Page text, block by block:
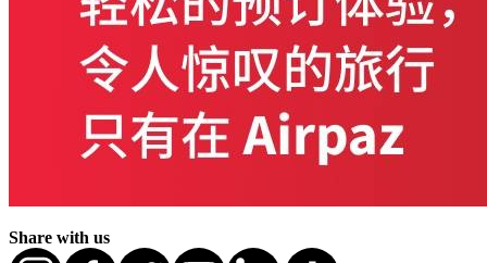
Share with us